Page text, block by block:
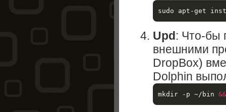
Upd: Что-бы
внешними
DropBox)
Dolphin
mkdir -p ~/bin &&